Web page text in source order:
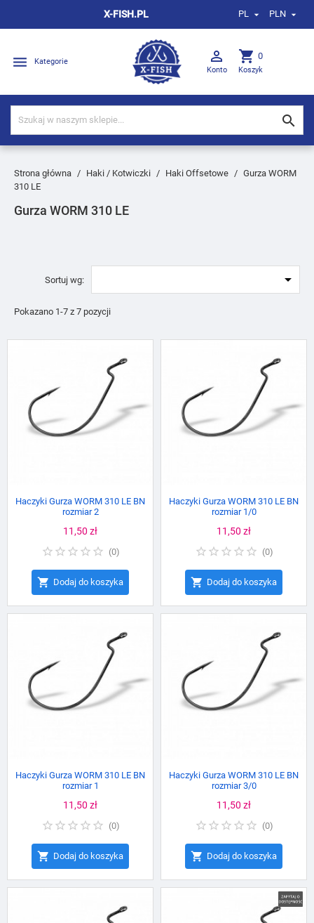
X-FISH.PL PL  PLN 
 Kategorie 
Konto
shopping_cart 0
Koszyk

Strona główna Haki / Kotwiczki Haki Offsetowe
Gurza WORM
310 LE
Gurza WORM 310 LE
Sortuj wg: 
Pokazano 1-7 z 7 pozycji
Haczyki Gurza WORM 310 LE BN
rozmiar 2
Cena
11,50 zł
(0)
 Dodaj do koszyka
Haczyki Gurza WORM 310 LE BN
rozmiar 1/0
Cena
11,50 zł
(0)
 Dodaj do koszyka
Haczyki Gurza WORM 310 LE BN
rozmiar 1
Cena
11,50 zł
(0)
 Dodaj do koszyka
Haczyki Gurza WORM 310 LE BN
rozmiar 3/0
Cena
11,50 zł
(0)
 Dodaj do koszyka